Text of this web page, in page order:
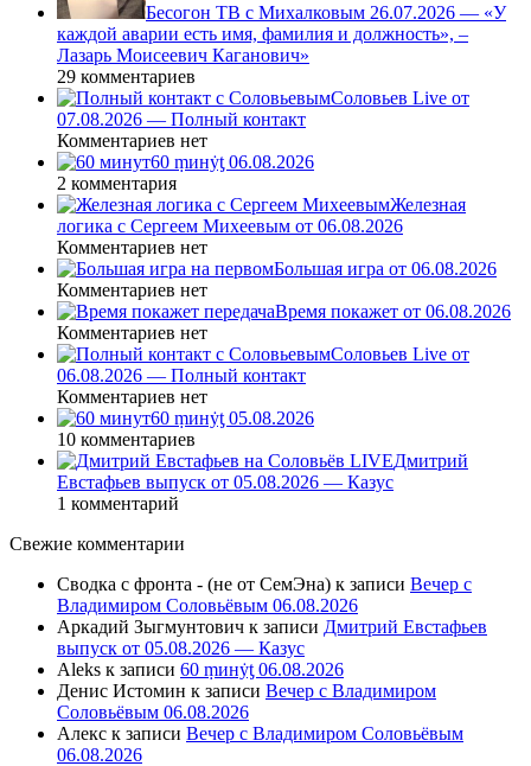
Бесогон ТВ с Михалковым 26.07.2026 — «У
каждой аварии есть имя, фамилия и должность», –
Лазарь Моисеевич Каганович»
29 комментариев
Соловьев Live от
07.08.2026 — Полный контакт
Комментариев нет
60 ṃинẏƫ 06.08.2026
2 комментария
Железная
логика с Сергеем Михеевым от 06.08.2026
Комментариев нет
Большая игра от 06.08.2026
Комментариев нет
Время покажет от 06.08.2026
Комментариев нет
Соловьев Live от
06.08.2026 — Полный контакт
Комментариев нет
60 ṃинẏƫ 05.08.2026
10 комментариев
Дмитрий
Евстафьев выпуск от 05.08.2026 — Казус
1 комментарий
Свежие комментарии
Сводка с фронта - (не от СемЭна) к записи Вечер с
Владимиром Соловьёвым 06.08.2026
Аркадий Зыгмунтович к записи Дмитрий Евстафьев
выпуск от 05.08.2026 — Казус
Aleks к записи 60 ṃинẏƫ 06.08.2026
Денис Истомин к записи Вечер с Владимиром
Соловьёвым 06.08.2026
Алекс к записи Вечер с Владимиром Соловьёвым
06.08.2026